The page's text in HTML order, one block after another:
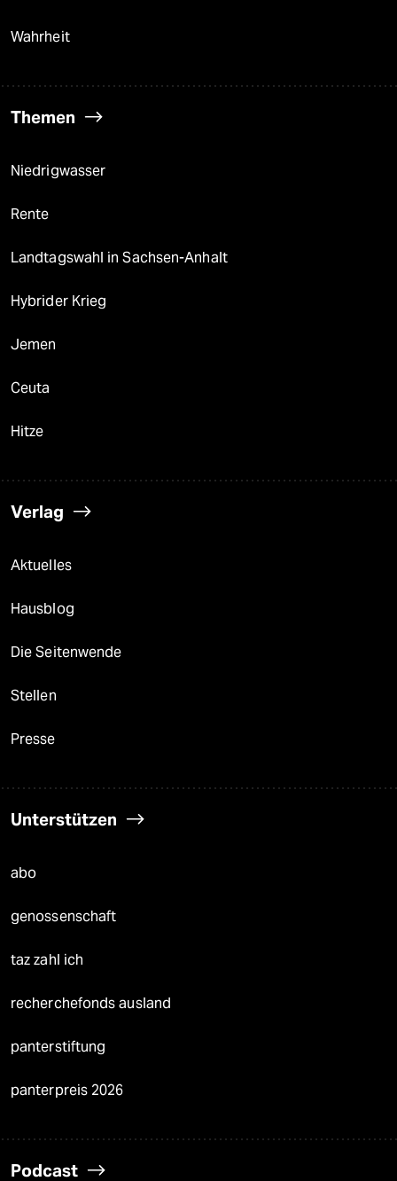
Wahrheit
Themen
Niedrigwasser
Rente
Landtagswahl in Sachsen-Anhalt
Hybrider Krieg
Jemen
Ceuta
Hitze
Verlag
Aktuelles
Hausblog
Die Seitenwende
Stellen
Presse
Unterstützen
abo
genossenschaft
taz zahl ich
recherchefonds ausland
panterstiftung
panterpreis 2026
Podcast